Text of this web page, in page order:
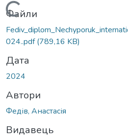
Вантажиться...
Файли
024..pdf(789,16 KB)
Дата
2024
Автори
Федів, Анастасія
Видавець